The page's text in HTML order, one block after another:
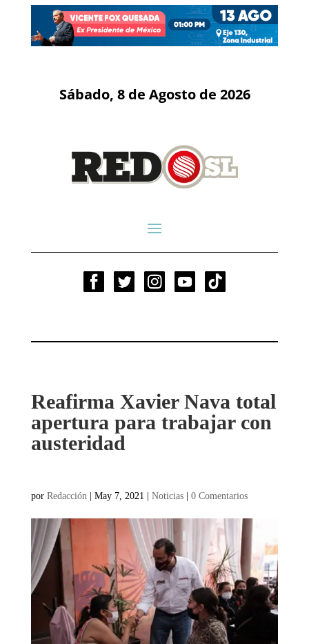
Sábado, 8 de Agosto de 2026
Reafirma Xavier Nava total
apertura para trabajar con
austeridad
por Redacción | May 7, 2021 | Noticias| 0 Comentarios